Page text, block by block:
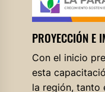
PROYECCIÓN E
Con el inicio
esta
la región, tanto